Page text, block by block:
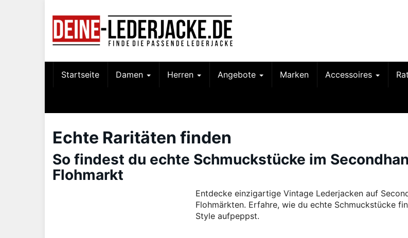
Startseite Damen Herren Angebote Marken Accessoires
Echte Raritäten finden
So findest du echte Schmuckstücke im
Flohmarkt
Entdecke einzigartige Vintage Lederjacken auf
Flohmärkten. Erfahre, wie du echte Schmuckstücke
Style aufpeppst.